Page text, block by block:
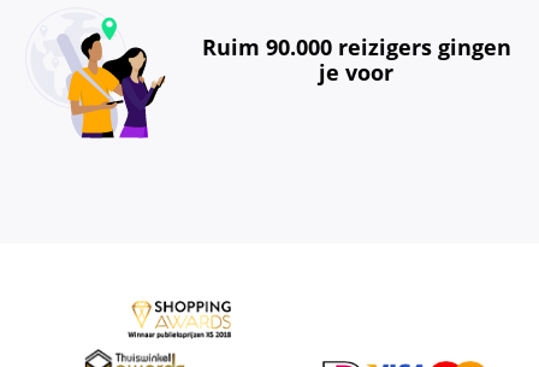
Ruim 90.000 reizigers gingen
je voor